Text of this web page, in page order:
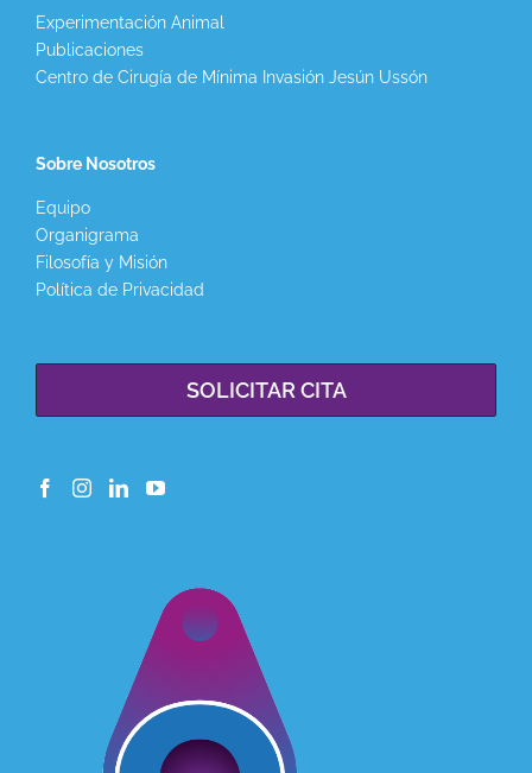
Experimentación Animal
Publicaciones
Centro de Cirugía de Mínima Invasión Jesún Ussón
Sobre Nosotros
Equipo
Organigrama
Filosofía y Misión
Política de Privacidad
SOLICITAR CITA